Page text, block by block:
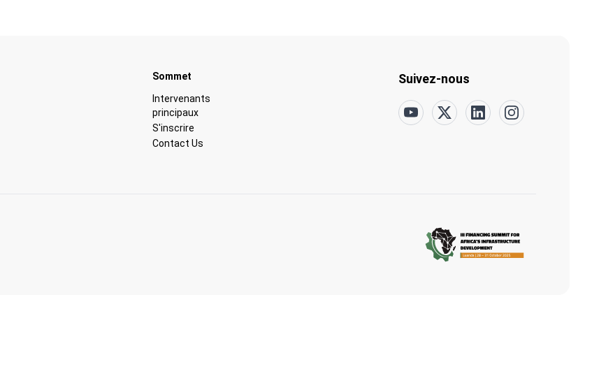
Sommet
Go to:
Intervenants
principaux
Go to:
S'inscrire
Go to:
Contact Us
Go to:
Suivez-nous